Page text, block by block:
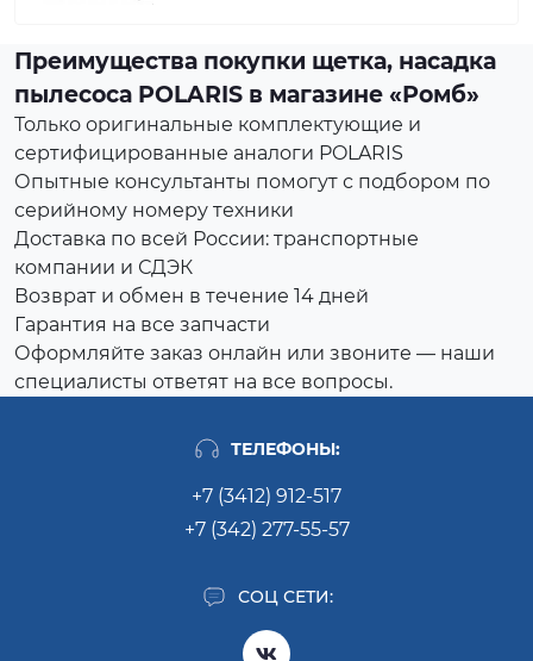
Преимущества покупки щетка, насадка
пылесоса POLARIS в магазине «Ромб»
Только оригинальные комплектующие и
сертифицированные аналоги POLARIS
Опытные консультанты помогут с подбором по
серийному номеру техники
Доставка по всей России: транспортные
компании и СДЭК
Возврат и обмен в течение 14 дней
Гарантия на все запчасти
Оформляйте заказ онлайн или звоните — наши
специалисты ответят на все вопросы.
ТЕЛЕФОНЫ:
+7 (3412) 912-517
+7 (342) 277-55-57
СОЦ СЕТИ: